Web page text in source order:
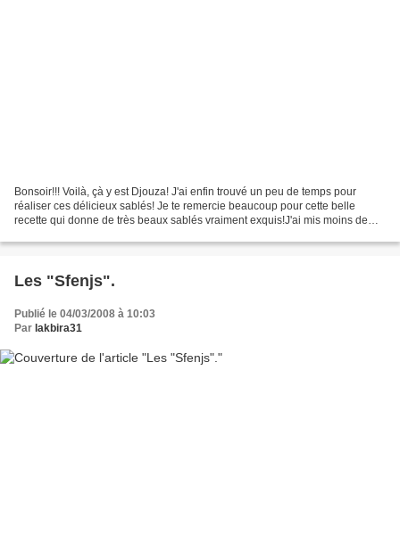
Bonsoir!!! Voilà, çà y est Djouza! J'ai enfin trouvé un peu de temps pour
réaliser ces délicieux sablés! Je te remercie beaucoup pour cette belle
recette qui donne de très beaux sablés vraiment exquis!J'ai mis moins de
Les "Sfenjs".
Publié le 04/03/2008 à 10:03
Par lakbira31